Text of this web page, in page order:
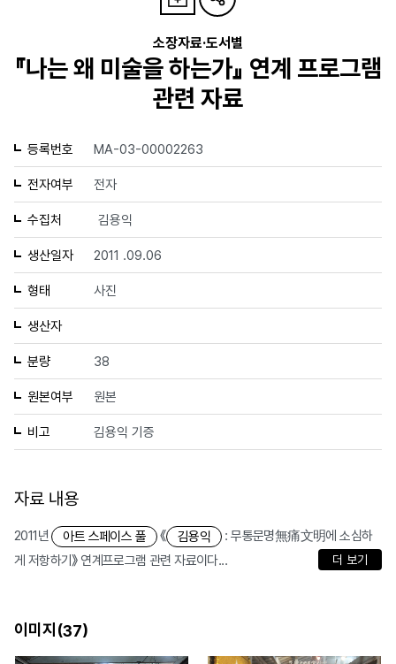
소장자료·도서별
『나는 왜 미술을 하는가』 연계 프로그램
관련 자료
등록번호 MA-03-00002263
전자여부 전자
수집처 김용익
생산일자 2011 .09.06
형태 사진
생산자
분량 38
원본여부 원본
비고 김용익 기증
자료 내용
2011년 아트 스페이스 풀 《 김용익
: 무통문명無痛文明에 소심하
게 저항하기》 연계프로그램 관련 자료이다...
더 보기
이미지(37)